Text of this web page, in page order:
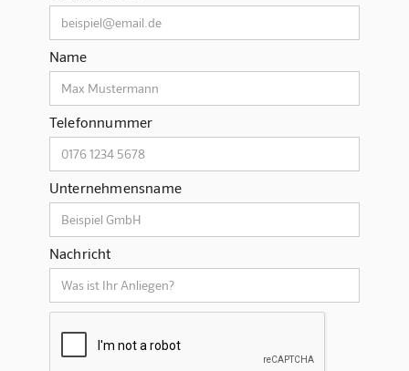
Name
Telefonnummer
Unternehmensname
Nachricht